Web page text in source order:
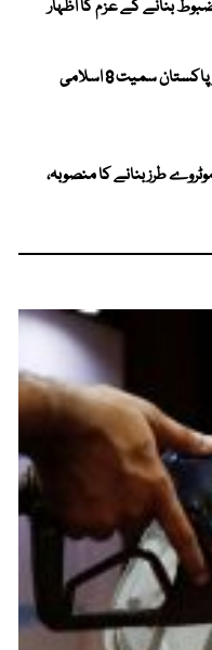
بنانے کے عزم کا اظہار
غزہ میں اسرائیلی کارروائیوں پر پاکستان سمیت 8 اسلامی
طرز بنانے کا منصوبہ،